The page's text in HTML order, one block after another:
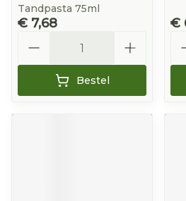
Tandpasta 75ml
€ 7,68
Bestel
€